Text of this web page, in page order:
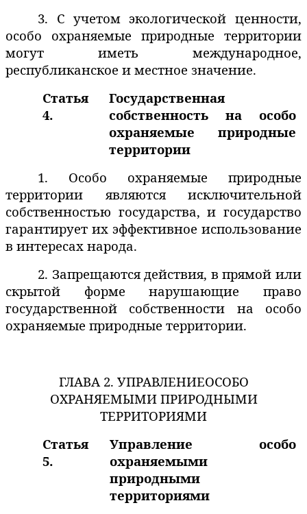
3. С учетом экологической ценности,
особо охраняемые природные территории
могут иметь международное,
республиканское и местное значение.
Статья
4.
Государственная
собственность на особо
охраняемые природные
территории
1. Особо охраняемые природные
территории являются исключительной
собственностью государства, и государство
гарантирует их эффективное использование
в интересах народа.
2. Запрещаются действия, в прямой или
скрытой форме нарушающие право
государственной собственности на особо
охраняемые природные территории.
ГЛАВА 2. УПРАВЛЕНИЕОСОБО
ОХРАНЯЕМЫМИ ПРИРОДНЫМИ
ТЕРРИТОРИЯМИ
Статья
5.
Управление особо
охраняемыми
природными
территориями